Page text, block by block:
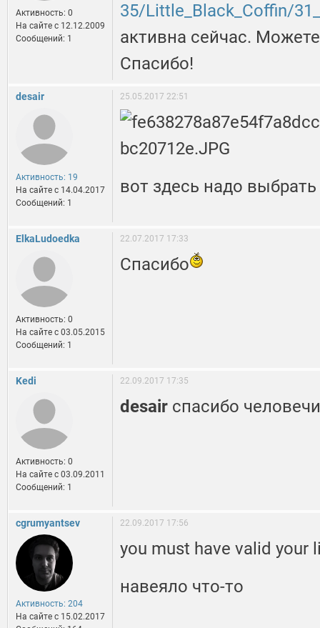
Активность: 0
На сайте c 12.12.2009
Сообщений: 1
35/Little_Black_Coffin/
активна сейчас.
Спасибо!
desair
Активность: 19
На сайте c 14.04.2017
Сообщений: 1
25.05.2017 22:51
вот здесь надо выбрать
ElkaLudoedka
Активность: 0
На сайте c 03.05.2015
Сообщений: 1
22.07.2017 17:33
Cпасибо
Kedi
Активность: 0
На сайте c 03.09.2011
Сообщений: 1
22.09.2017 17:35
desair спасибо
cgrumyantsev
Активность: 204
На сайте c 15.02.2017
22.09.2017 17:56
you must have valid your
навеяло что-то